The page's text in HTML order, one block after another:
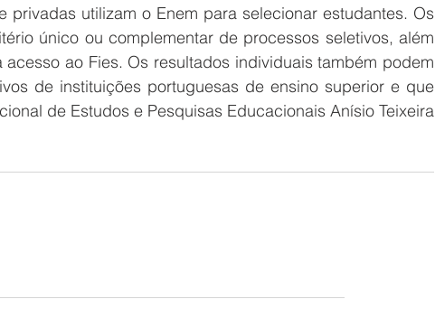
privadas utilizam o Enem para selecionar estudantes. Os
único ou complementar de processos seletivos, além
ao Fies. Os resultados individuais também podem
de instituições portuguesas de ensino superior e que
de Estudos e Pesquisas Educacionais Anísio Teixeira